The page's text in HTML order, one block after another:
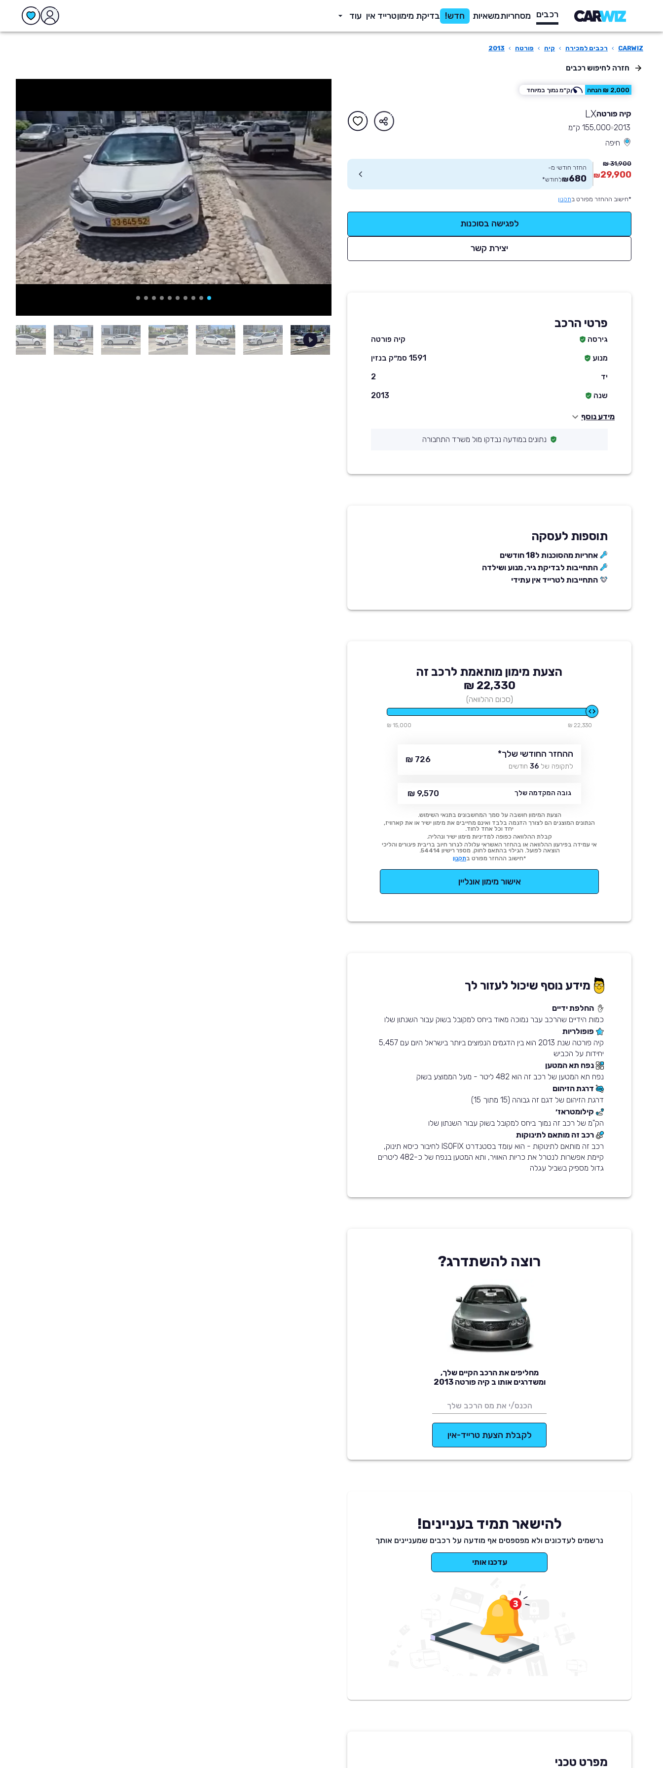
רכבים מסחריותמשאיות חדש! בדיקת מימוןטרייד אין עוד
CARWIZ
› רכבים למכירה › קיה › פורטה ›
2013
חזרה לחיפוש רכבים
2,000 ₪ הנחה ק״מ נמוך במיוחד
קיה פורטהLX
2013 155,000 ק״מ
חיפה
31,900 ₪
29,900
₪
החזר חודשי מ-
680
₪לחודש*
*חישוב ההחזר מפורט בתקנון
לפגישה בסוכנות
יצירת קשר
פרטי הרכב
גירסה
קיה פורטה
מנוע
1591 סמ״ק בנזין
יד
2
שנה
2013
מידע נוסף
נתונים במודעה נבדקו מול משרד התחבורה
תוספות לעסקה
אחריות מהסוכנות ל18 חודשים
התחייבות לבדיקת גיר, מנוע ושילדה
התחייבות לטרייד אין עתידי
הצעת מימון מותאמת לרכב זה
22,330 ₪
(סכום ההלוואה)
22,330 ₪
15,000 ₪
ההחזר החודשי שלך*
לתקופה של 36 חודשים
726 ₪
גובה המקדמה שלך 9,570 ₪
הצעת המימון חושבה על סמך המחשבונים בתנאי השימוש.
הנתונים המוצגים הם לצורך הדגמה בלבד ואינם מחייבים את מימון ישיר או את קארוויז,
יחד וכל אחד לחוד.
קבלת ההלוואה כפופה למדיניות מימון ישיר ונהליה.
אי עמידה בפירעון ההלוואה או בהחזר האשראי עלולה לגרור חיוב בריבית פיגורים והליכי
הוצאה לפועל. הגילוי בהתאם לחוק. מספר רישיון 54414.
*חישוב ההחזר מפורט בתקנון
אישור מימון אונליין
מידע נוסף שיכול לעזור לך
החלפת ידיים
כמות הידיים שהרכב עבר נמוכה מאוד ביחס למקובל בשוק עבור השנתון שלו
פופולריות
קיה פורטה שנת 2013 הוא בין הדגמים הנפוצים ביותר בישראל היום עם 5,457
יחידות על הכביש
נפח תא המטען
נפח תא המטען של רכב זה הוא 482 ליטר - מעל הממוצע בשוק
דרגת הזיהום
דרגת הזיהום של דגם זה גבוהה (15 מתוך 15)
קילומטראז׳
הק"מ של רכב זה נמוך ביחס למקובל בשוק עבור השנתון שלו
רכב זה מותאם לתינוקות
רכב זה מותאם לתינוקות - הוא עומד בסטנדרט ISOFIX לחיבור כיסא תינוק,
קיימת אפשרות לנטרל את כריות האוויר, ותא המטען בנפח של כ-482 ליטרים
גדול מספיק בשביל עגלה
רוצה להשתדרג?
מחליפים את הרכב הקיים שלך,
ומשדרגים אותו ב קיה פורטה 2013
לקבלת הצעת טרייד-אין
להישאר תמיד בעניינים!
נרשמים לעדכונים ולא מפספסים אף מודעה על רכבים שמעניינים אותך
עדכנו אותי
מפרט טכני